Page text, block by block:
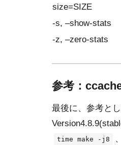
size=SIZE
-s, –show-stats
-z, –zero-stats
参考：
最後に、参考と
time make -j8